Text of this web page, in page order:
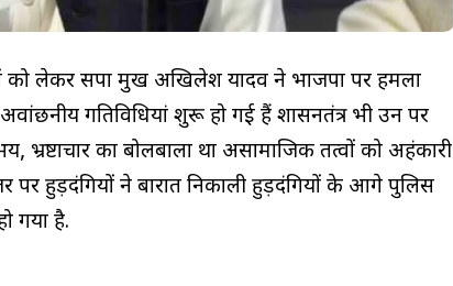
को लेकर सपा प्रमुख अखिलेश यादव ने भाजपा पर हमला
गतिविधियां शुरू हो गई हैं प्रशासनतंत्र भी उन पर
का बोलबाला था असामाजिक तत्वों को अहंकारी
पर हुड़दंगियों ने बारात निकाली हुड़दंगियों के आगे पुलिस
गया है.